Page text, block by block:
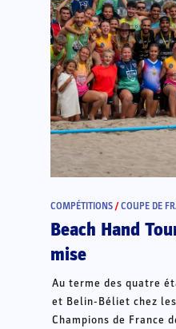
COMPÉTITIONS /COUPE DE
Beach Hand
mise
Au terme des quatre
et Belin-Béliet chez
Champions de France